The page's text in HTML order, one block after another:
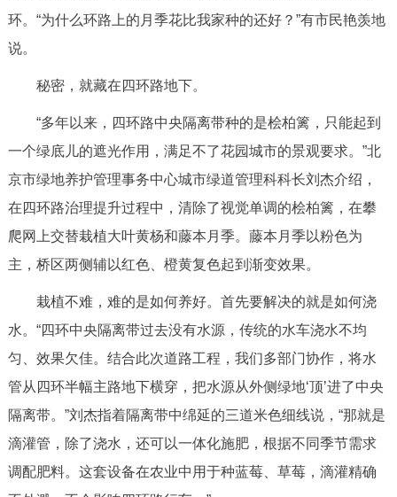
环。“为什么环路上的月季花比我家种的还好？”有市民艳羡地
说。
秘密，就藏在四环路地下。
“多年以来，四环路中央隔离带种的是桧柏篱，只能起到
一个绿底儿的遮光作用，满足不了花园城市的景观要求。”北
京市绿地养护管理事务中心城市绿道管理科科长刘杰介绍，
在四环路治理提升过程中，清除了视觉单调的桧柏篱，在攀
爬网上交替栽植大叶黄杨和藤本月季。藤本月季以粉色为
主，桥区两侧辅以红色、橙黄复色起到渐变效果。
栽植不难，难的是如何养好。首先要解决的就是如何浇
水。“四环中央隔离带过去没有水源，传统的水车浇水不均
匀、效果欠佳。结合此次道路工程，我们多部门协作，将水
管从四环半幅主路地下横穿，把水源从外侧绿地‘顶’进了中央
隔离带。”刘杰指着隔离带中绵延的三道米色细线说，“那就是
滴灌管，除了浇水，还可以一体化施肥，根据不同季节需求
调配肥料。这套设备在农业中用于种蓝莓、草莓，滴灌精确